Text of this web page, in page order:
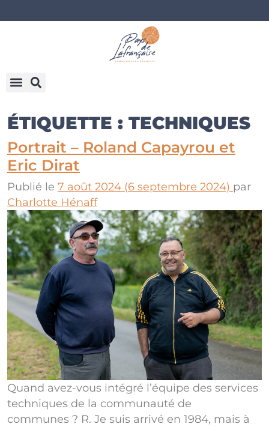
ÉTIQUETTE : TECHNIQUES
Portrait – Roland Capayrou et
Eric Dirat
Publié le 7 août 2024 (6 septembre 2024) par
Charlotte Hénaff
Quand avez-vous intégré l’équipe des services
techniques de la communauté de
communes ? R. Je suis arrivé en 1984, mais à